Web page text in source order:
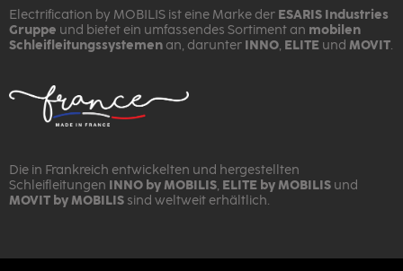
Electrification by MOBILIS ist eine Marke der ESARIS Industries
Gruppe und bietet ein umfassendes Sortiment an mobilen
Schleifleitungssystemen an, darunter INNO ELITE und MOVIT
Die in Frankreich entwickelten und hergestellten
Schleifleitungen
INNO by MOBILIS ELITE by MOBILIS und
MOVIT by MOBILIS sind weltweit erhältlich.